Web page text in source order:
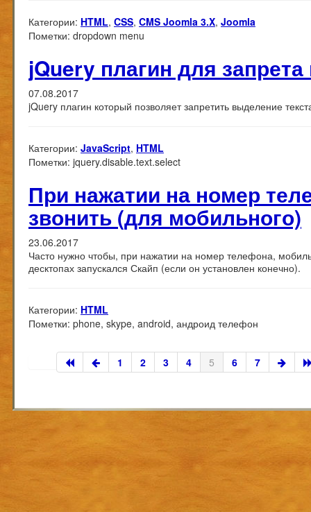
Категории: HTML, CSS, CMS Joomla 3.X, Joomla
Пометки: dropdown menu
jQuery плагин для
07.08.2017
jQuery плагин который позволяет запретить выделение
Категории: JavaScript, HTML
Пометки: jquery.disable.text.select
При нажатии на номер
звонить (для мобильного)
23.06.2017
Часто нужно чтобы, при нажатии на номер телефона,
десктопах запускался Скайп (если он установлен конечно).
Категории: HTML
Пометки: phone, skype, android, андроид телефон
1 2 3 4 5 6 7